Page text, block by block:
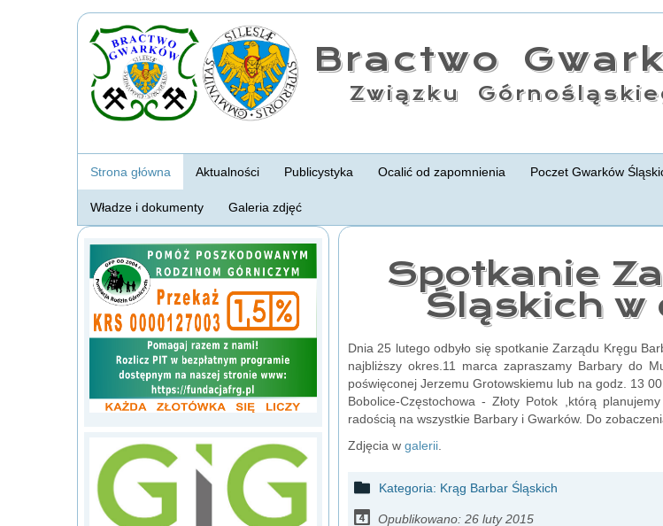
Bractwo
Związku
Strona główna Aktualności Publicystyka Ocalić od zapomnienia Poczet Gwarków
Władze i dokumenty Galeria zdjęć
Spotkanie
Śląskich w
Dnia 25 lutego odbyło się spotkanie Zarządu Kręgu
najbliższy okres.11 marca zapraszamy Barbary do
poświęconej Jerzemu Grotowskiemu lub na godz. 13
Bobolice-Częstochowa - Złoty Potok ,którą
radością na wszystkie Barbary i Gwarków. Do
Zdjęcia w galerii
Kategoria: Krąg Barbar Śląskich
Opublikowano: 26 luty 2015